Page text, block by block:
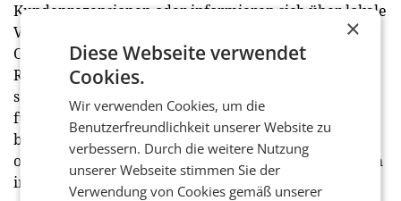
Kundenrezensionen oder informieren sich über lokale
Verfügbarkeiten des gewünschten Produkts. Das
Online-Angebot dient somit oftmals als erste
Recherchequelle. Dieses Verhalten beschreibt der
sogenannte ROPO-Effekt. Die Abkürzung ROPO steht
für „Research Online, Purchase Offline“ und
beschreibt den Prozess, bei dem sich Käufer vorab
online über ein Produkt informieren, den Kauf jedoch
im stationären Handel abschließen.
×
Diese Webseite verwendet
Cookies.
Wir verwenden Cookies, um die
Benutzerfreundlichkeit unserer Website zu
verbessern. Durch die weitere Nutzung
unserer Webseite stimmen Sie der
Verwendung von Cookies gemäß unserer